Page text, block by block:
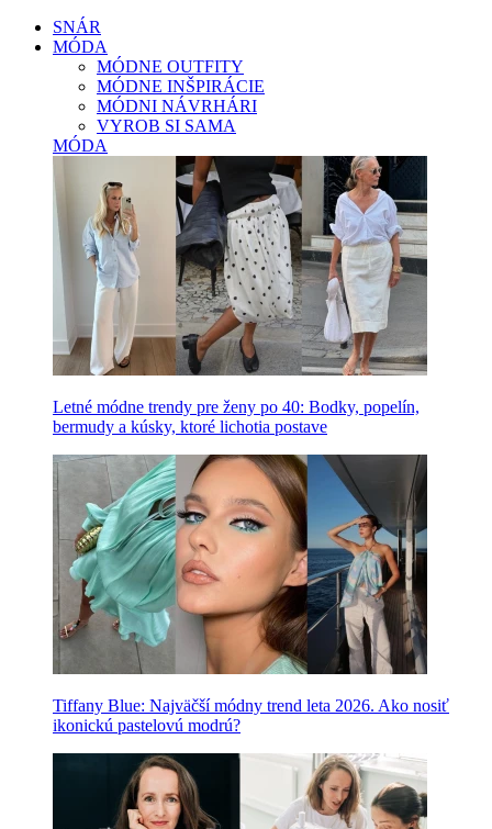
SNÁR
MÓDA
MÓDNE OUTFITY
MÓDNE INŠPIRÁCIE
MÓDNI NÁVRHÁRI
VYROB SI SAMA
MÓDA
Letné módne trendy pre ženy po 40: Bodky, popelín,
bermudy a kúsky, ktoré lichotia postave
Tiffany Blue: Najväčší módny trend leta 2026. Ako nosiť
ikonickú pastelovú modrú?